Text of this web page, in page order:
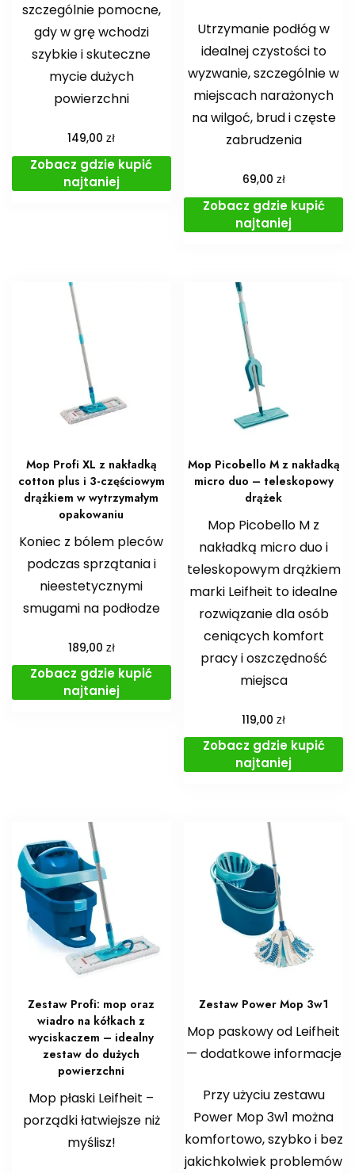
szczególnie pomocne,
gdy w grę wchodzi
szybkie i skuteczne
mycie dużych
powierzchni
149,00zł
Zobacz gdzie kupić
najtaniej
Utrzymanie podłóg w
idealnej czystości to
wyzwanie, szczególnie w
miejscach narażonych
na wilgoć, brud i częste
zabrudzenia
69,00 zł
Zobacz gdzie kupić
najtaniej
Mop Profi XL z nakładką
cotton plus i 3-częściowym
drążkiem w wytrzymałym
opakowaniu
Koniec z bólem pleców
podczas sprzątania i
nieestetycznymi
smugami na podłodze
189,00 zł
Zobacz gdzie kupić
najtaniej
Mop Picobello M z nakładką
micro duo – teleskopowy
drążek
Mop Picobello M z
nakładką micro duo i
teleskopowym drążkiem
marki Leifheit to idealne
rozwiązanie dla osób
ceniących komfort
pracy i oszczędność
miejsca
119,00zł
Zobacz gdzie kupić
najtaniej
Zestaw Profi: mop oraz
wiadro na kółkach z
wyciskaczem – idealny
zestaw do dużych
powierzchni
Mop płaski Leifheit –
porządki łatwiejsze niż
myślisz!
Zestaw Power Mop 3w1
Mop paskowy od Leifheit
— dodatkowe informacje
Przy użyciu zestawu
Power Mop 3w1 można
komfortowo, szybko i bez
jakichkolwiek problemów